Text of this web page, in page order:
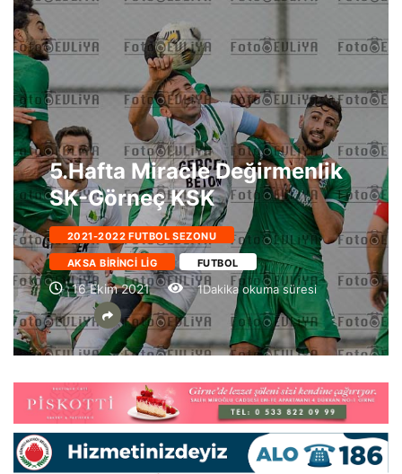
5.Hafta Miracle Değirmenlik
SK-Görneç KSK
2021-2022 FUTBOL SEZONU
AKSA BIRINCI LIG FUTBOL
16 Ekim 2021 1Dakika okuma süresi